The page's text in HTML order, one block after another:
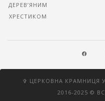
ДЕРЕВ’ЯНИМ
ХРЕСТИКОМ
✞ ЦЕРКОВНА КРАМНИЦЯ
2016-2025 ©